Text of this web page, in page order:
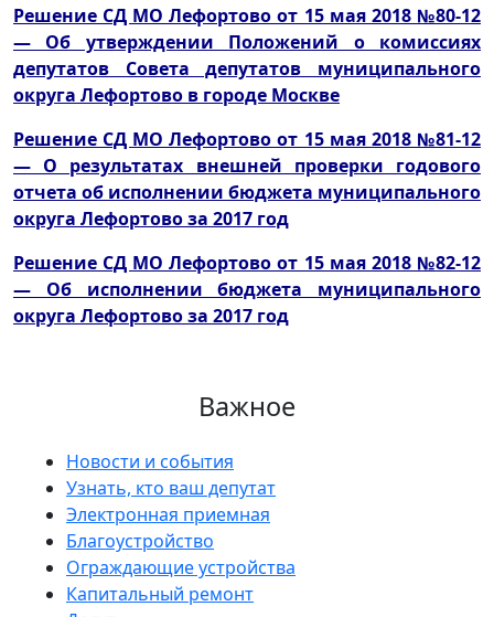
Решение СД МО Лефортово от 15 мая 2018 №80-12
— Об утверждении Положений о комиссиях
депутатов Совета депутатов муниципального
округа Лефортово в городе Москве
Решение СД МО Лефортово от 15 мая 2018 №81-12
— О результатах внешней проверки годового
отчета об исполнении бюджета муниципального
округа Лефортово за 2017 год
Решение СД МО Лефортово от 15 мая 2018 №82-12
— Об исполнении бюджета муниципального
округа Лефортово за 2017 год
Важное
Новости и события
Узнать, кто ваш депутат
Электронная приемная
Благоустройство
Ограждающие устройства
Капитальный ремонт